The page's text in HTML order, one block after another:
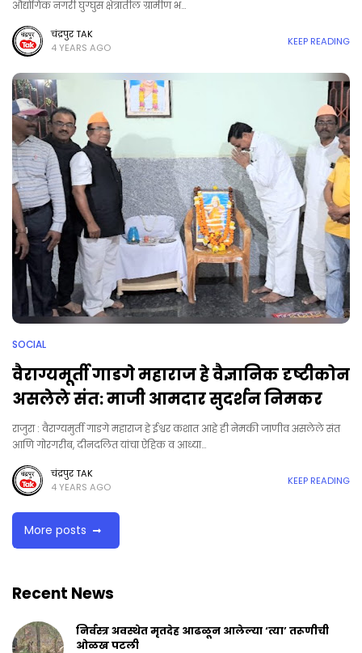
औद्योगिक नगरी घुग्घुस क्षेत्रातील ग्रामीण भ…
चंद्रपुर TAK
4 YEARS AGO
KEEP READING
SOCIAL
वैराग्यमूर्ती गाडगे महाराज हे वैज्ञानिक दृष्टीकोन
असलेले संत: माजी आमदार सुदर्शन निमकर
राजुरा : वैराग्यमुर्ती गाडगे महाराज हे ईश्वर कशात आहे ही नेमकी जाणीव असलेले संत
आणि गोरगरीब, दीनदलित यांचा ऐहिक व आध्या…
चंद्रपुर TAK
4 YEARS AGO
KEEP READING
More posts
Recent News
निर्वस्त्र अवस्थेत मृतदेह आढळून आलेल्या ‘त्या’ तरूणीची
ओळख पटली